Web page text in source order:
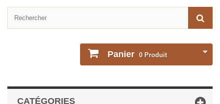
Panier 0 Produit
CATÉGORIES